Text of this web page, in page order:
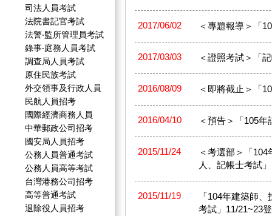
司法人員考試
法院書記官考試
法警‧監所管理員考試
錄事‧庭務人員考試
調查局人員考試
原住民族考試
外交領事及行政人員
民航人員招考
國際經濟商務人員
中華郵政公司招考
國安局人員招考
公務人員普通考試
公務人員高等考試
台灣港務公司招考
高等普通考試
退除役人員招考
2017/06/02 ＜專題報導＞「
2017/03/03 ＜證照考試＞「
2016/08/09 ＜即將截止＞「
2016/04/10 ＜預告＞「105
2015/11/24
＜考選部＞「
人、記帳士考試
2015/11/19
「104年建築師
考試」11/21~23